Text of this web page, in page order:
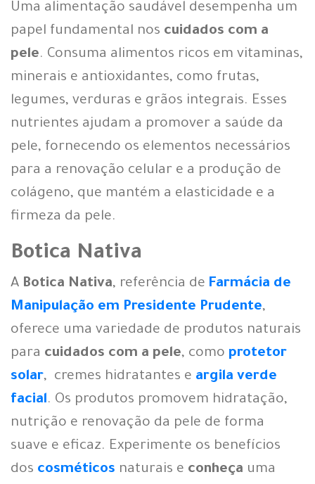
Uma alimentação saudável desempenha um
papel fundamental nos cuidados com a
pele. Consuma alimentos ricos em vitaminas,
minerais e antioxidantes, como frutas,
legumes, verduras e grãos integrais. Esses
nutrientes ajudam a promover a saúde da
pele, fornecendo os elementos necessários
para a renovação celular e a produção de
colágeno, que mantém a elasticidade e a
firmeza da pele.
Botica Nativa
A Botica Nativa, referência de Farmácia de
Manipulação em Presidente Prudente,
oferece uma variedade de produtos naturais
para cuidados com a pele, como protetor
solar, cremes hidratantes e argila verde
facial. Os produtos promovem hidratação,
nutrição e renovação da pele de forma
suave e eficaz. Experimente os benefícios
dos cosméticos naturais e conheça uma